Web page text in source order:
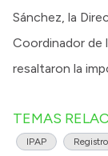
Sánchez, la
Coordinador de
resaltaron la
TEMAS
IPAP